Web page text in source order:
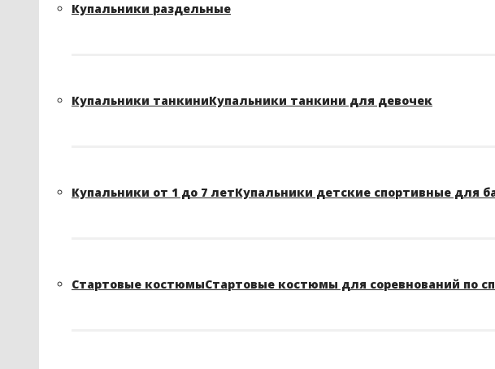
Купальники раздельные
Купальники танкиниКупальники танкини для девочек
Купальники от 1 до 7 летКупальники детские спортивные для
Стартовые костюмыСтартовые костюмы для соревнований по